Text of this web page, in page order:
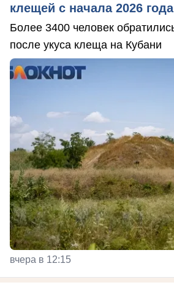
клещей с начала 2026 года
Более 3400 человек
после укуса клеща на Кубани
вчера в 12:15